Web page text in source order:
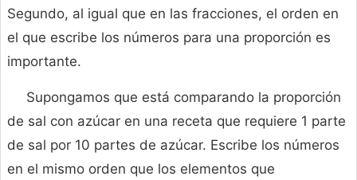
Segundo, al igual que en las fracciones, el orden en
el que escribe los números para una proporción es
importante.
Supongamos que está comparando la proporción
de sal con azúcar en una receta que requiere 1 parte
de sal por 10 partes de azúcar. Escribe los números
en el mismo orden que los elementos que